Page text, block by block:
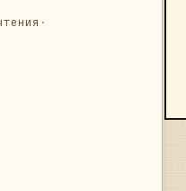
·